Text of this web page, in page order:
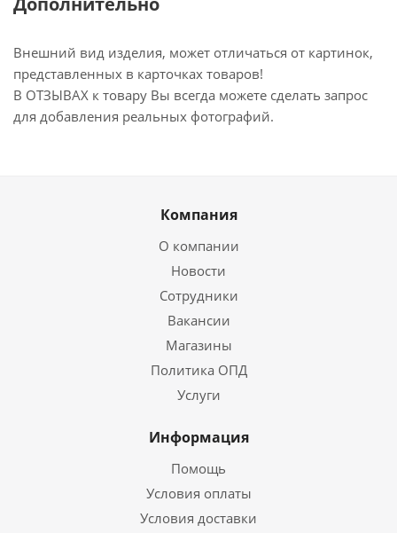
Внешний вид изделия, может отличаться от картинок,
представленных в карточках товаров!
В ОТЗЫВАХ к товару Вы всегда можете сделать запрос
для добавления реальных фотографий.
Компания
О компании
Новости
Сотрудники
Вакансии
Магазины
Политика ОПД
Услуги
Информация
Помощь
Условия оплаты
Условия доставки